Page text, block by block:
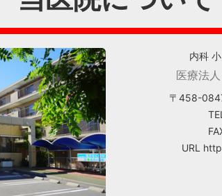
内科
医療法
〒458-
URL